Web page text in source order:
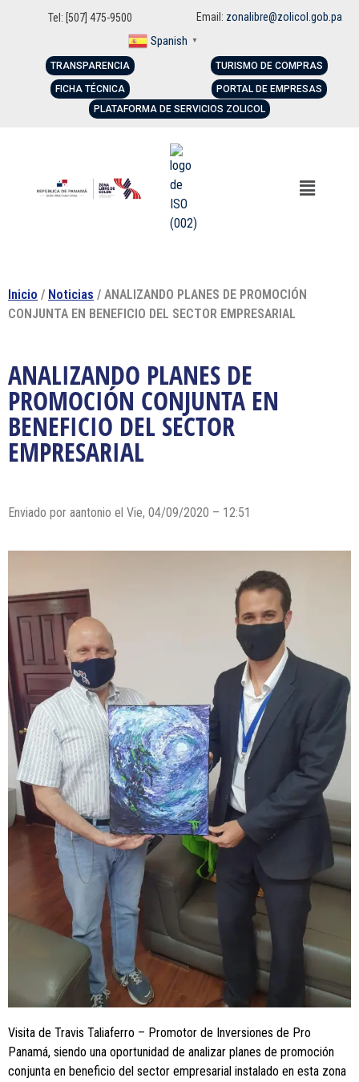
Tel: [507] 475-9500 Email: zonalibre@zolicol.gob.pa
Spanish ▼
TRANSPARENCIA
FICHA TÉCNICA
TURISMO DE COMPRAS
PORTAL DE EMPRESAS
PLATAFORMA DE SERVICIOS ZOLICOL
Inicio / Noticias / ANALIZANDO PLANES DE PROMOCIÓN
CONJUNTA EN BENEFICIO DEL SECTOR EMPRESARIAL
ANALIZANDO PLANES DE
PROMOCIÓN CONJUNTA EN
BENEFICIO DEL SECTOR
EMPRESARIAL
Enviado por aantonio el Vie, 04/09/2020 – 12:51
Visita de Travis Taliaferro – Promotor de Inversiones de Pro
Panamá, siendo una oportunidad de analizar planes de promoción
conjunta en beneficio del sector empresarial instalado en esta zona